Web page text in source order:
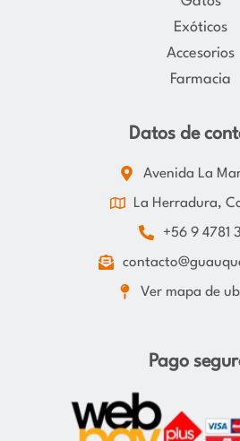
Exóticos
Accesorios
Farmacia
Datos de
Avenida La
La Herradura,
+56 9 4781
Ver mapa de
Pago